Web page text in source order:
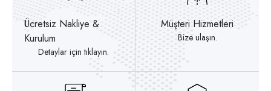
Ücretsiz Nakliye &
Kurulum
Detaylar için tıklayın.
Müşteri Hizmetleri
Bize ulaşın.